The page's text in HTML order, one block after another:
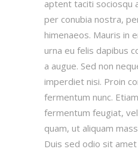
aptent taciti sociosqu
per conubia nostra,
himenaeos. Mauris in
urna eu felis dapibus
a augue. Sed non
imperdiet nisi. Proin
fermentum nunc.
fermentum feugiat,
quam, ut aliquam
Duis sed odio sit